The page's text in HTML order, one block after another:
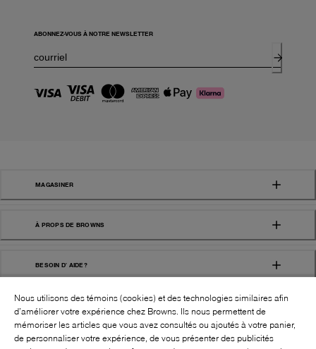
ABONNEZ-VOUS À NOTRE NEWSLETTER
MAGASINER
À PROPS DE BROWNS
BESOIN D' AIDE?
Nous utilisons des témoins (cookies) et des technologies similaires afin
d’améliorer votre expérience chez Browns. Ils nous permettent de
mémoriser les articles que vous avez consultés ou ajoutés à votre panier,
de personnaliser votre expérience, de vous présenter des publicités